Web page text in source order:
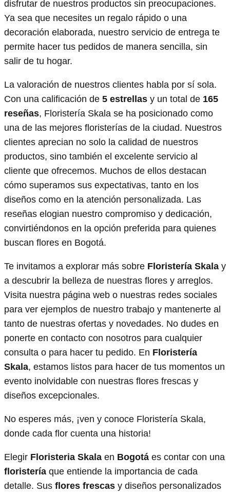
disfrutar de nuestros productos sin preocupaciones.
Ya sea que necesites un regalo rápido o una
decoración elaborada, nuestro servicio de entrega te
permite hacer tus pedidos de manera sencilla, sin
salir de tu hogar.
La valoración de nuestros clientes habla por sí sola.
Con una calificación de 5 estrellas y un total de 165
reseñas, Floristería Skala se ha posicionado como
una de las mejores floristerías de la ciudad. Nuestros
clientes aprecian no solo la calidad de nuestros
productos, sino también el excelente servicio al
cliente que ofrecemos. Muchos de ellos destacan
cómo superamos sus expectativas, tanto en los
diseños como en la atención personalizada. Las
reseñas elogian nuestro compromiso y dedicación,
convirtiéndonos en la opción preferida para quienes
buscan flores en Bogotá.
Te invitamos a explorar más sobre Floristería Skala y
a descubrir la belleza de nuestras flores y arreglos.
Visita nuestra página web o nuestras redes sociales
para ver ejemplos de nuestro trabajo y mantenerte al
tanto de nuestras ofertas y novedades. No dudes en
ponerte en contacto con nosotros para cualquier
consulta o para hacer tu pedido. En Floristería
Skala, estamos listos para hacer de tus momentos un
evento inolvidable con nuestras flores frescas y
diseños excepcionales.
No esperes más, ¡ven y conoce Floristería Skala,
donde cada flor cuenta una historia!
Elegir Floristeria Skala en Bogotá es contar con una
floristería que entiende la importancia de cada
detalle. Sus flores frescas y diseños personalizados